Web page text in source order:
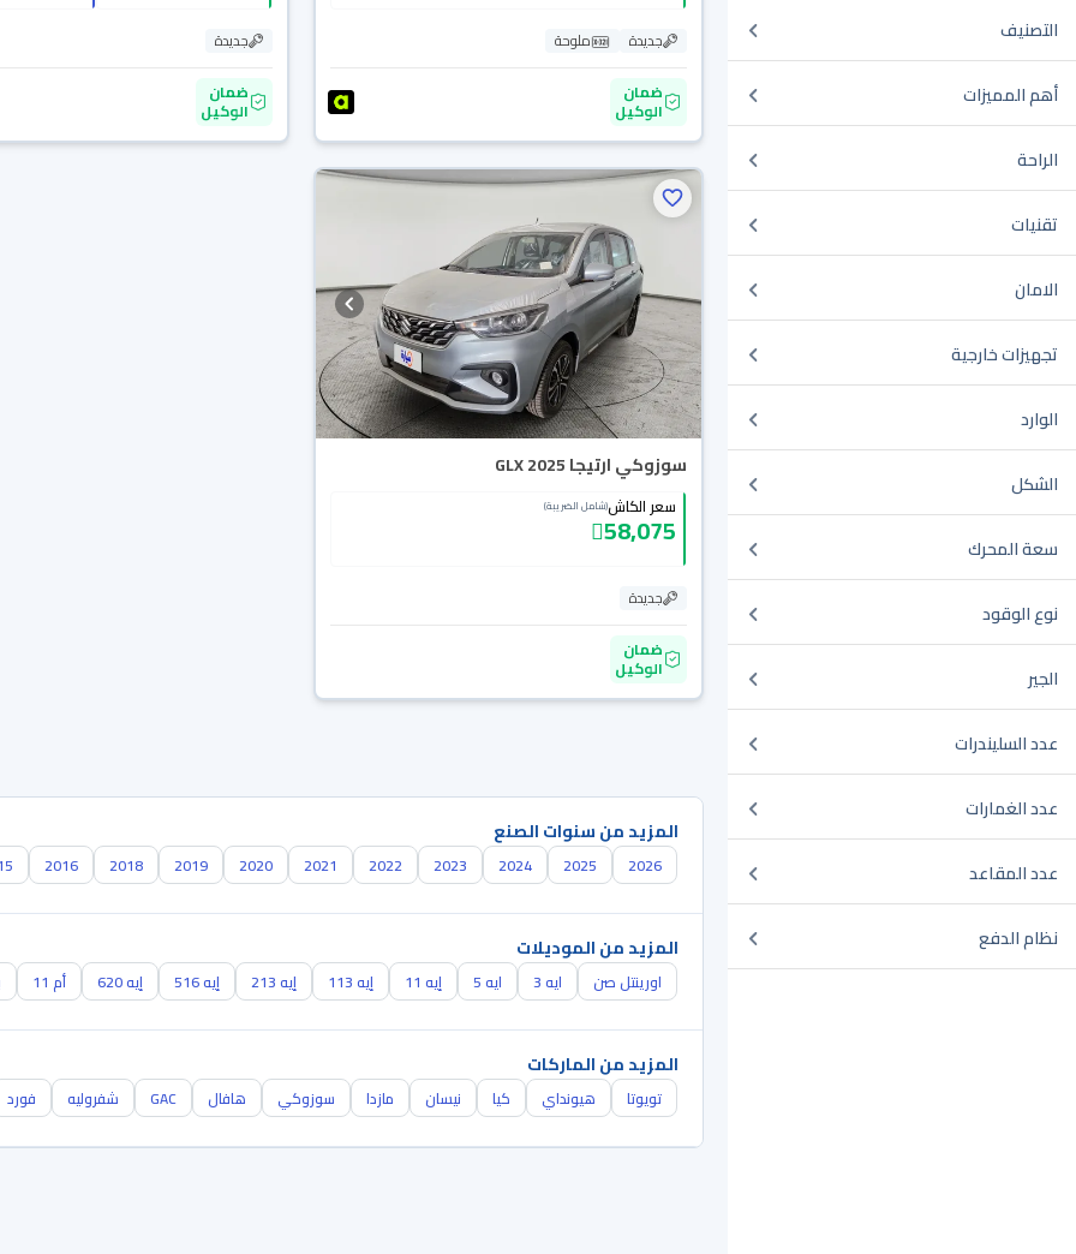
التصنيف
أهم المميزات
الراحة
تقنيات
الامان
تجهيزات خارجية
الوارد
الشكل
سعة المحرك
نوع الوقود
الجير
عدد السليندرات
عدد الغمارات
عدد المقاعد
نظام الدفع
جديدة
ملوحة
ضمان
الوكيل
جديدة
ضمان
الوكيل
سوزوكي ارتيجا GLX 2025
سعر الكاش(شامل الضريبة)
58,075
جديدة
ضمان
الوكيل
المزيد من سنوات الصنع
2026
2025
2024
2023
2022
2021
2020
2019
2018
2016
المزيد من الموديلات
اورينتل صن ايه 3 ايه 5 إيه 11 إيه 113 إيه 213 إيه 516 إيه 620 أم 11
المزيد من الماركات
تويوتا هيونداي كيا نيسان مازدا سوزوكي هافال GAC شفروليه فورد